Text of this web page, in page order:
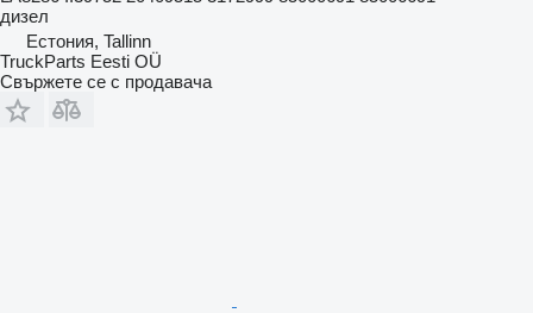
дизел
Естония, Tallinn
TruckParts Eesti OÜ
Свържете се с продавача